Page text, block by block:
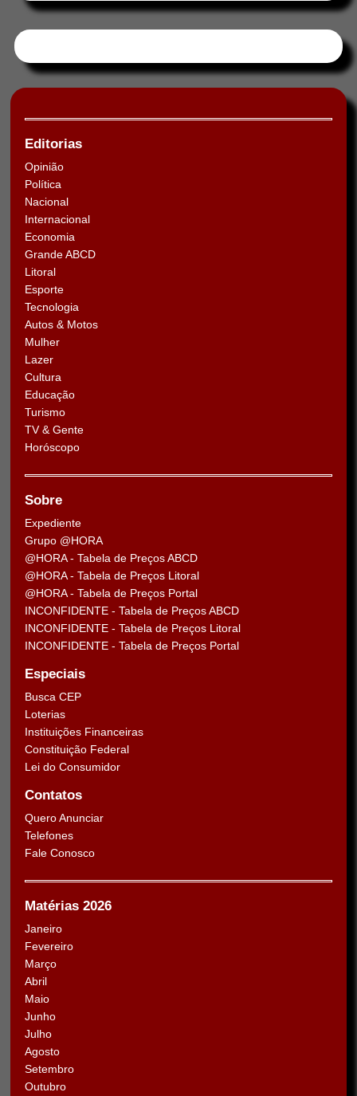
Editorias
Opinião
Política
Nacional
Internacional
Economia
Grande ABCD
Litoral
Esporte
Tecnologia
Autos & Motos
Mulher
Lazer
Cultura
Educação
Turismo
TV & Gente
Horóscopo
Sobre
Expediente
Grupo @HORA
@HORA - Tabela de Preços ABCD
@HORA - Tabela de Preços Litoral
@HORA - Tabela de Preços Portal
INCONFIDENTE - Tabela de Preços ABCD
INCONFIDENTE - Tabela de Preços Litoral
INCONFIDENTE - Tabela de Preços Portal
Especiais
Busca CEP
Loterias
Instituições Financeiras
Constituição Federal
Lei do Consumidor
Contatos
Quero Anunciar
Telefones
Fale Conosco
Matérias 2026
Janeiro
Fevereiro
Março
Abril
Maio
Junho
Julho
Agosto
Setembro
Outubro